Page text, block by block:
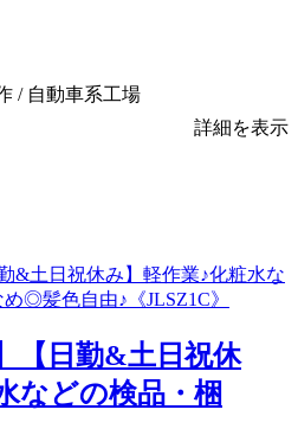
/ 自動車系工場
詳細を表示
【日勤&土日祝休
などの検品・梱